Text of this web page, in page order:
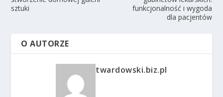
sztuki
funkcjonalność i wygoda
dla pacjentów
O AUTORZE
twardowski.biz.pl